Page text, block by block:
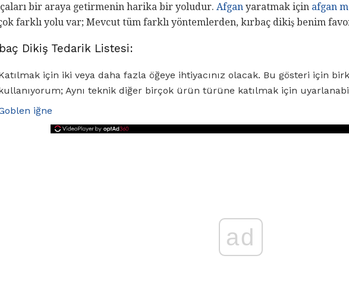
bir araya getirmenin harika bir yoludur. Afgan yaratmak için afgan
farklı yolu var; Mevcut tüm farklı yöntemlerden, kırbaç dikiş benim
Dikiş Tedarik Listesi:
için iki veya daha fazla öğeye ihtiyacınız olacak. Bu gösteri için
Aynı teknik diğer birçok ürün türüne katılmak için
iğne
ad